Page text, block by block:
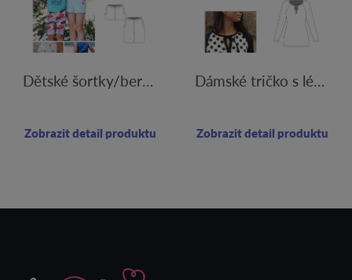
Dětské šortky/bermudy HAVANA | 80 - 164
Zobrazit detail produktu
Dámské tričko s légou STRAP UP | 32-60
Zobrazit detail produktu